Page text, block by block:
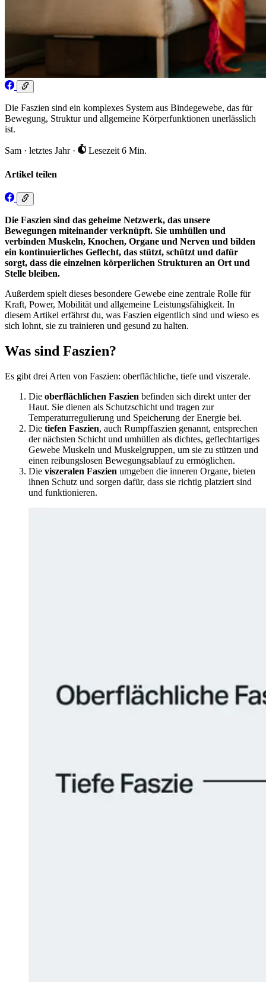
Die Faszien sind ein komplexes System aus Bindegewebe, das für
Bewegung, Struktur und allgemeine Körperfunktionen unerlässlich
ist.
Sam · letztes Jahr · Lesezeit 6 Min.
Artikel teilen
Die Faszien sind das geheime Netzwerk, das unsere
Bewegungen miteinander verknüpft. Sie umhüllen und
verbinden Muskeln, Knochen, Organe und Nerven und bilden
ein kontinuierliches Geflecht, das stützt, schützt und dafür
sorgt, dass die einzelnen körperlichen Strukturen an Ort und
Stelle bleiben.
Außerdem spielt dieses besondere Gewebe eine zentrale Rolle für
Kraft, Power, Mobilität und allgemeine Leistungsfähigkeit. In
diesem Artikel erfährst du, was Faszien eigentlich sind und wieso es
sich lohnt, sie zu trainieren und gesund zu halten.
Was sind Faszien?
Es gibt drei Arten von Faszien: oberflächliche, tiefe und viszerale.
Die oberflächlichen Faszien befinden sich direkt unter der
Haut. Sie dienen als Schutzschicht und tragen zur
Temperaturregulierung und Speicherung der Energie bei.
Die tiefen Faszien, auch Rumpffaszien genannt, entsprechen
der nächsten Schicht und umhüllen als dichtes, geflechtartiges
Gewebe Muskeln und Muskelgruppen, um sie zu stützen und
einen reibungslosen Bewegungsablauf zu ermöglichen.
Die viszeralen Faszien umgeben die inneren Organe, bieten
ihnen Schutz und sorgen dafür, dass sie richtig platziert sind
und funktionieren.